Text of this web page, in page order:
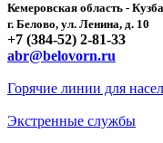
Кемеровская область -
г. Белово, ул. Ленина, д. 10
+7 (384-52) 2-81-33
abr@belovorn.ru
Горячие линии для
Экстренные службы